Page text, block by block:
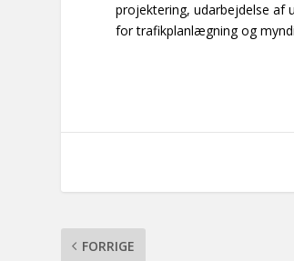
projektering, udarbejdelse af
for trafikplanlægning og
FORRIGE